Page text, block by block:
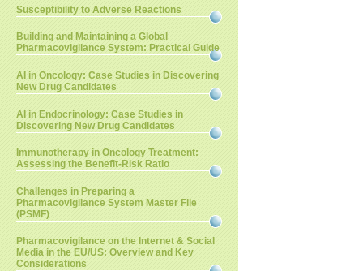
Susceptibility to Adverse Reactions
Building and Maintaining a Global
Pharmacovigilance System: Practical Guide
AI in Oncology: Case Studies in Discovering
New Drug Candidates
AI in Endocrinology: Case Studies in
Discovering New Drug Candidates
Immunotherapy in Oncology Treatment:
Assessing the Benefit-Risk Ratio
Challenges in Preparing a
Pharmacovigilance System Master File
(PSMF)
Pharmacovigilance on the Internet & Social
Media in the EU/US: Overview and Key
Considerations